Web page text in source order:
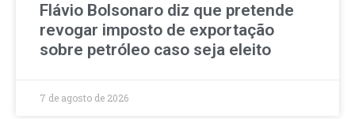
Flávio Bolsonaro diz que pretende
revogar imposto de exportação
sobre petróleo caso seja eleito
7 de agosto de 2026